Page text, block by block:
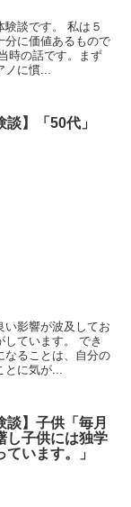
談です。 私は５
分に価値あるもので
時の話です。まず
ノに慣...
談】「50代」
い影響が波及してお
ています。 でき
なることは、自分の
に気が...
談】子供「毎月
し子供には独学
います。」